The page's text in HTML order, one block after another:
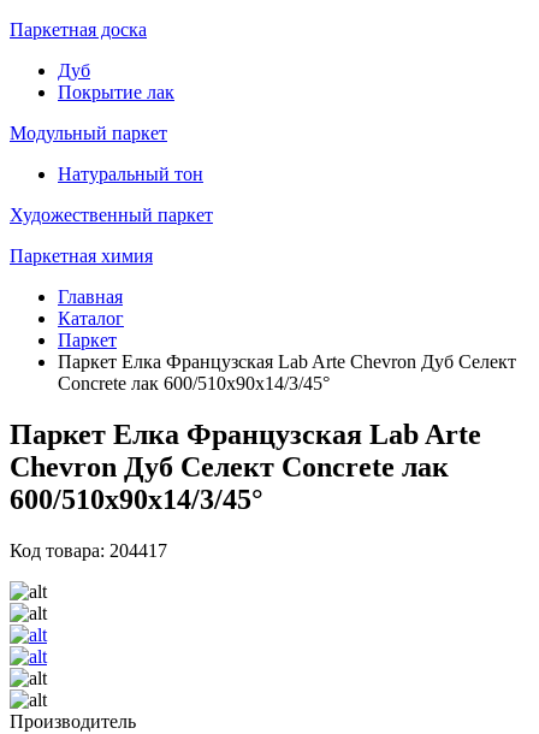
Паркетная доска
Дуб
Покрытие лак
Модульный паркет
Натуральный тон
Художественный паркет
Паркетная химия
Главная
Каталог
Паркет
Паркет Елка Французская Lab Arte Chevron Дуб Селект
Concrete лак 600/510х90х14/3/45°
Паркет Елка Французская Lab Arte
Chevron Дуб Селект Concrete лак
600/510х90х14/3/45°
Код товара: 204417
Производитель